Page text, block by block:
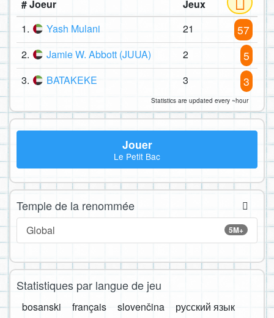
# Joeur
Jeux
1.
Yash Mulani 21 57
2. Jamie W. Abbott (JUUA) 2 5
3. BATAKEKE 3 3
Statistics are updated every ~hour
Jouer
Le Petit Bac
Temple de la renommée
5M+
Global
Statistiques par langue de jeu
bosanski français slovenčina
русский язык